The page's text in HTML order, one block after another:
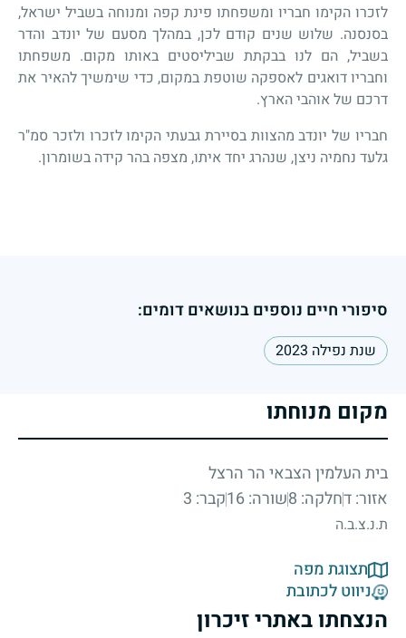
לזכרו הקימו חבריו ומשפחתו פינת קפה ומנוחה בשביל ישראל,
בסנסנה. שלוש שנים קודם לכן, במהלך מסעם של יונדב והדר
בשביל, הם לנו בבקתת שביליסטים באותו מקום. משפחתו
וחבריו דואגים לאספקה שוטפת במקום, כדי שימשיך להאיר את
דרכם של אוהבי הארץ.
חבריו של יונדב מהצוות בסיירת גבעתי הקימו לזכרו ולזכר סמ"ר
גלעד נחמיה ניצן, שנהרג יחד איתו, מצפה בהר קידה בשומרון.
סיפורי חיים נוספים בנושאים דומים:
שנת נפילה 2023
מקום מנוחתו
בית העלמין הצבאי הר הרצל
אזור: דחלקה: 8 שורה: 16 קבר: 3
ת.נ.צ.ב.ה
תצוגת מפה
ניווט לכתובת
הנצחתו באתרי זיכרון